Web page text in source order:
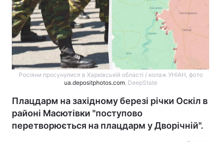
Росіяни просунулися в Харківській області / колаж УНІАН, фото
ua.depositphotos.com, DeepState
Плацдарм на західному березі річки Оскіл в
районі Масютівки "поступово
перетворюється на плацдарм у Дворічній".